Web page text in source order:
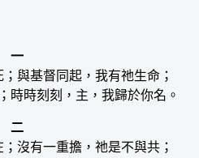
一
與基督同起，我有祂生命；
時時刻刻，主，我歸於你名。
二
沒有一重擔，祂是不與共；